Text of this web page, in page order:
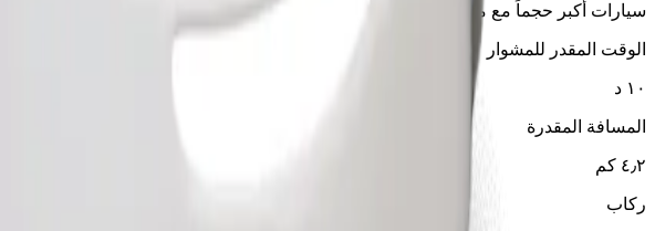
سيارات أكبر حجماً مع مساحة أكبر للأرجل والتخزين
الوقت المقدر للمشوار
١٠ د
المسافة المقدرة
٤٫٢ كم
ركاب